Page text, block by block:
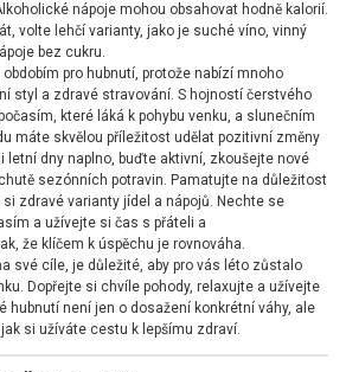
nápoje mohou obsahovat hodně kalorií.
volte lehčí varianty, jako je suché víno, vinný
bez cukru.
pro hubnutí, protože nabízí mnoho
styl a zdravé stravování. S hojností čerstvého
které láká k pohybu venku, a slunečním
máte skvělou příležitost udělat pozitivní změny
letní dny naplno, buďte aktivní, zkoušejte nové
sezónních potravin. Pamatujte na důležitost
zdravé varianty jídel a nápojů. Nechte se
a užívejte si čas s přáteli a
že klíčem k úspěchu je rovnováha.
své cíle, je důležité, aby pro vás léto zůstalo
Dopřejte si chvíle pohody, relaxujte a užívejte
hubnutí není jen o dosažení konkrétní váhy, ale
si užíváte cestu k lepšímu zdraví.